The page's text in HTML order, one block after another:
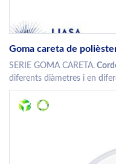
Goma careta de
SERIE GOMA CARETA.
diferents diàmetres i en